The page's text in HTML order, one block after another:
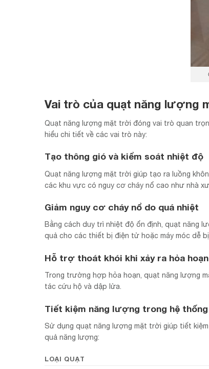
Vai trò của quạt năng lượng
Quạt năng lượng mặt trời đóng vai trò quan
hiểu chi tiết về các vai trò này:
Tạo thông gió và kiểm soát nhiệt độ
Quạt năng lượng mặt trời giúp tạo ra luồng
các khu vực có nguy cơ cháy nổ cao như nhà
Giảm nguy cơ cháy nổ do quá nhiệt
Bằng cách duy trì nhiệt độ ổn định, quạt năng
quả cho các thiết bị điện tử hoặc máy móc dễ
Hỗ trợ thoát khói khi xảy ra hỏa hoạn
Trong trường hợp hỏa hoạn, quạt năng lượng
tác cứu hộ và dập lửa.
Tiết kiệm năng lượng trong hệ thống
Sử dụng quạt năng lượng mặt trời giúp tiết
quả năng lượng:
LOẠI QUẠT